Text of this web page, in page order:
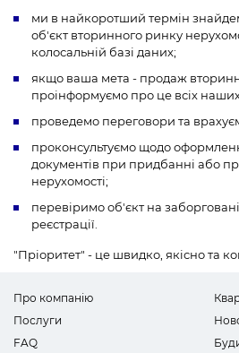
ми в найкоротший термін
об'єкт вторинного ринку
колосальній базі даних;
якщо ваша мета - продаж
проінформуємо про це всіх наших
проведемо переговори та
проконсультуємо щодо
документів при придбанні або
нерухомості;
перевіримо об'єкт на
реєстрації.
"Пріоритет" - це швидко, якісно та
Про компанію
Послуги
FAQ